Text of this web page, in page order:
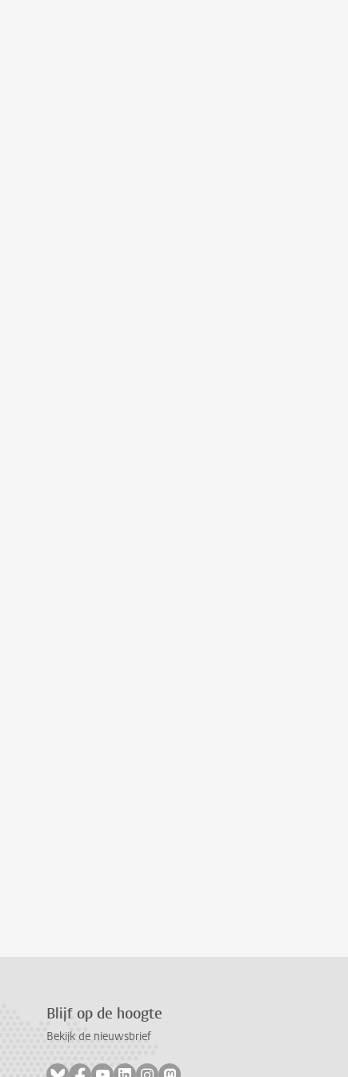
Blijf op de hoogte
Bekijk de nieuwsbrief
Volg ons op bluesky
Volg ons op facebook
Volg ons op youtube
Volg ons op linkedin
Volg ons op instagram
Volg ons op mastodon